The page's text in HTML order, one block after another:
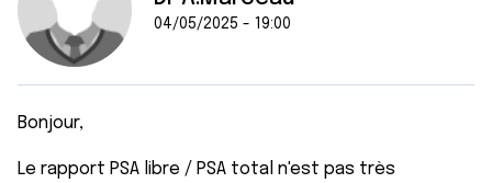
04/05/2025 - 19:00
Bonjour,
Le rapport PSA libre / PSA total n'est pas très